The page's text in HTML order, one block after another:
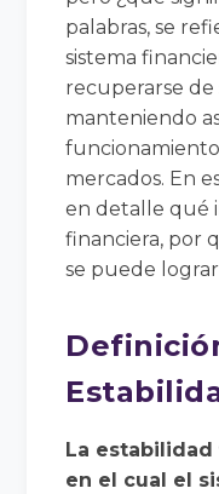
palabras, se
sistema
recuperarse
manteniendo
mercados. En
en detalle qué
financiera, por
se puede
La
en el cual el